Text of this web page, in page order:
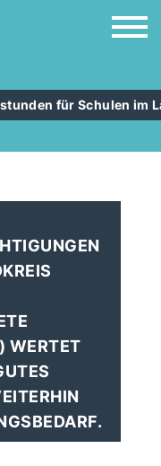
für Schulen im
WERTET